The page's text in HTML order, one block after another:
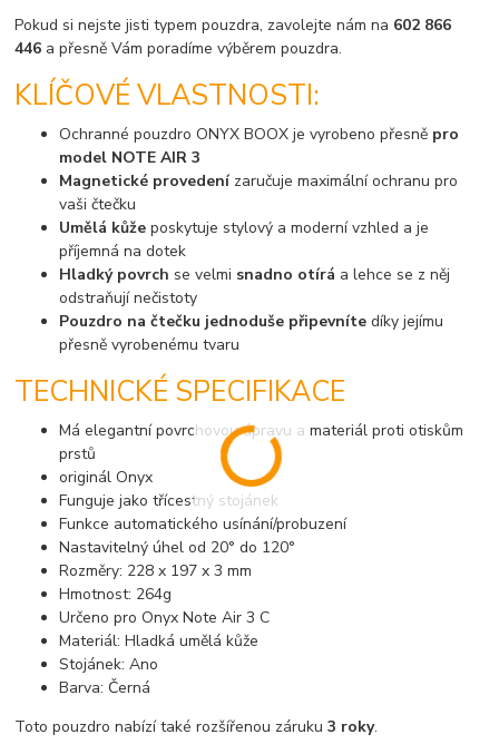
Pokud si nejste jisti typem pouzdra, zavolejte nám na 602 866
446 a přesně Vám poradíme výběrem pouzdra.
KLÍČOVÉ VLASTNOSTI:
Ochranné pouzdro ONYX BOOX je vyrobeno přesně pro
model NOTE AIR 3
Magnetické provedenízaručuje maximální ochranu pro
vaši čtečku
Umělá kůže poskytuje stylový a moderní vzhled a je
příjemná na dotek
Hladký povrch se velmi snadno otírá a lehce se z něj
odstraňují nečistoty
Pouzdro na čtečku jednoduše připevníte díky jejímu
přesně vyrobenému tvaru
TECHNICKÉ SPECIFIKACE
Má elegantní povrchovou úpravu a materiál proti otiskům
prstů
originál Onyx
Funguje jako třícestný stojánek
Funkce automatického usínání/probuzení
Nastavitelný úhel od 20° do 120°
Rozměry: 228 x 197 x 3 mm
Hmotnost: 264g
Určeno pro Onyx Note Air 3 C
Materiál: Hladká umělá kůže
Stojánek: Ano
Barva: Černá
Toto pouzdro nabízí také rozšířenou záruku3 roky.